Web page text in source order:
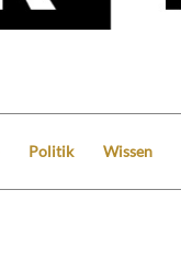
Politik Wissen